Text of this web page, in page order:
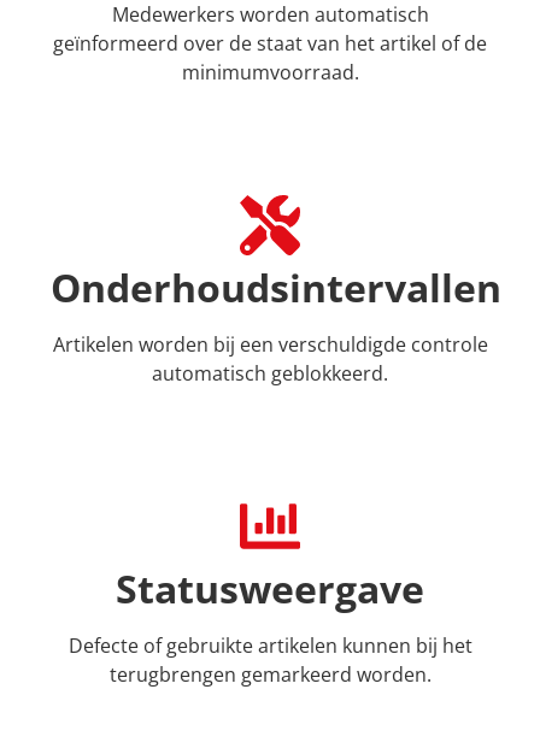
Medewerkers worden automatisch
geïnformeerd over de staat van het artikel of de
minimumvoorraad.
Onderhoudsintervallen
Artikelen worden bij een verschuldigde controle
automatisch geblokkeerd.
Statusweergave
Defecte of gebruikte artikelen kunnen bij het
terugbrengen gemarkeerd worden.